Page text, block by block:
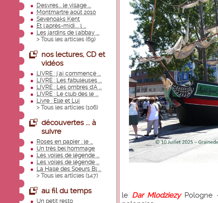
Desvres... le village ...
Montmartre août 2010
Sevenoaks Kent
Et l'après-midi.... l ...
Les jardins de l'abbay ...
> Tous les articles (69)
nos lectures, CD et
vidéos
LIVRE : j'ai commencé ...
LIVRE : Les fabuleuses ...
LIVRE : Les ombres d'A ...
LIVRE : Le club des le ...
Livre : Elle et Lui
> Tous les articles (106)
découvertes ... à
suivre
Roses en papier : le ...
Un très bel hommage
Les voiles de légende ...
Les voiles de légende ...
La Halle des Soeurs Bl ...
> Tous les articles (147)
au fil du temps
Un petit resto
le Dar MlodziezyPologne